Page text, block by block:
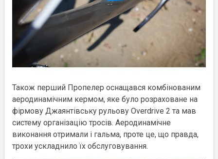
Також перший Пропелер оснащався комбінованим
аеродинамічним кермом, яке було розраховане на
фірмову Джаянтівську рульову Overdrive 2 та мав
систему організацію тросів. Аеродинамічне
виконання отримали і гальма, проте це, що правда,
трохи ускладнило їх обслуговування.